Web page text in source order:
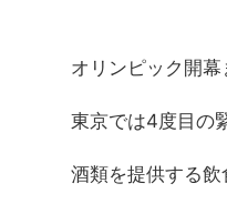
オリンピック開幕
東京では4度目の
酒類を提供する飲